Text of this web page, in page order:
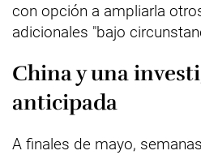
con opción a ampliarla
adicionales "bajo
China y una
anticipada
A finales de mayo,